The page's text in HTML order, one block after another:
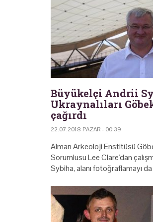
Büyükelçi Andrii
Ukraynalıları
çağırdı
22.07.2018 PAZAR - 00:39
Alman Arkeoloji Enstitüsü
Sorumlusu Lee Clare'dan
Sybiha, alanı fotoğraflamayı